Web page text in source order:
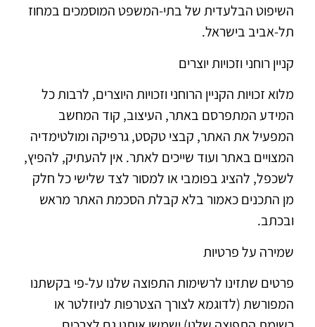
השיפוט הבלעדית של בתי-המשפט המוסמכים במחוז
תל-אביב בישראל.
קניין רוחני וזכויות יוצרים
מלוא זכויות הקניין הרוחני וזכויות היוצרים, לרבות כל
המידע המתפרסם באתר, העיצוב, קוד המחשב
המפעיל את האתר, קבצי טקסט, גרפיקה ומולטימדיה
המצויים באתר ועוד שייכים לאתר. אין להעתיק, להפיץ,
לשכפל, להציג בפומבי או למסור לצד שלישי כל חלק
מן התכנים כאמור בלא קבלת הסכמת האתר מראש
ובכתב.
שמירה על פרטיות
פרטים שתזינו לרשימות התפוצה שלנו על-פי בקשתנו
המפורשת (לדוגמא לצורך הצטרפות לניוזלטר או